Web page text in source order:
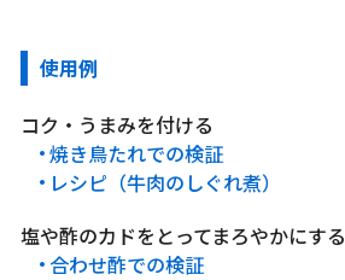
使用例
コク・うまみを付ける
焼き鳥たれでの検証
レシピ（牛肉のしぐれ煮）
塩や酢のカドをとってまろやかにする
合わせ酢での検証